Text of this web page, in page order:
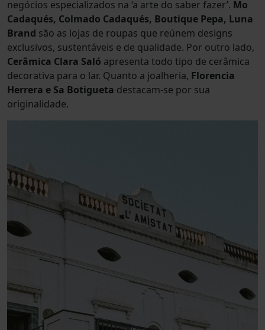
negócios especializados na ‘a arte do saber fazer’. Mo
Cadaqués, Colmado Cadaqués, Boutique Pepa, Luna
Brand são as lojas de roupas que reúnem designs
exclusivos, sustentáveis e de qualidade. Por outro lado,
Cerâmica Clara Saló apresenta todo tipo de cerâmica
decorativa para o lar. Quanto a joalheria, Florencia
Herrera e Sa Botigueta destacam-se por sua
originalidade.